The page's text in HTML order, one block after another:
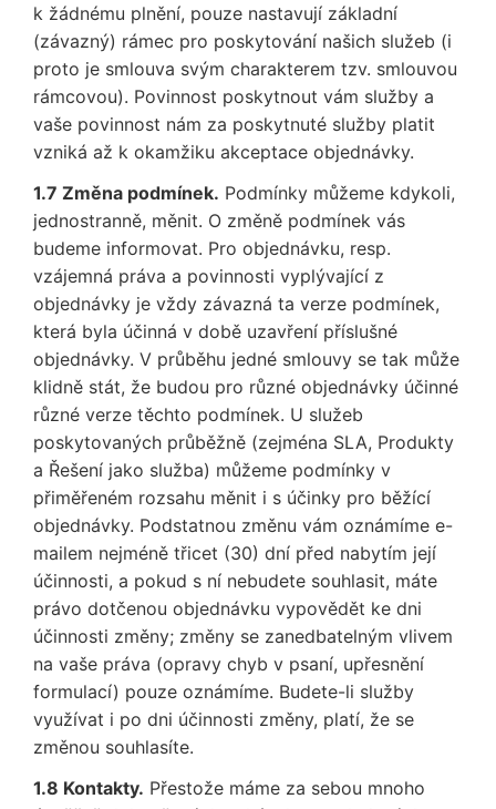
k žádnému plnění, pouze nastavují základní
(závazný) rámec pro poskytování našich služeb (i
proto je smlouva svým charakterem tzv. smlouvou
rámcovou). Povinnost poskytnout vám služby a
vaše povinnost nám za poskytnuté služby platit
vzniká až k okamžiku akceptace objednávky.
1.7 Změna podmínek. Podmínky můžeme kdykoli,
jednostranně, měnit. O změně podmínek vás
budeme informovat. Pro objednávku, resp.
vzájemná práva a povinnosti vyplývající z
objednávky je vždy závazná ta verze podmínek,
která byla účinná v době uzavření příslušné
objednávky. V průběhu jedné smlouvy se tak může
klidně stát, že budou pro různé objednávky účinné
různé verze těchto podmínek. U služeb
poskytovaných průběžně (zejména SLA, Produkty
a Řešení jako služba) můžeme podmínky v
přiměřeném rozsahu měnit i s účinky pro běžící
objednávky. Podstatnou změnu vám oznámíme e-
mailem nejméně třicet (30) dní před nabytím její
účinnosti, a pokud s ní nebudete souhlasit, máte
právo dotčenou objednávku vypovědět ke dni
účinnosti změny; změny se zanedbatelným vlivem
na vaše práva (opravy chyb v psaní, upřesnění
formulací) pouze oznámíme. Budete-li služby
využívat i po dni účinnosti změny, platí, že se
změnou souhlasíte.
1.8 Kontakty. Přestože máme za sebou mnoho